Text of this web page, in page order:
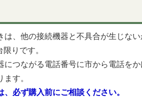
、他の接続機器と不具合が生じない
りです。
につながる電話番号に市から電話を
す。
必ず購入前にご相談ください。